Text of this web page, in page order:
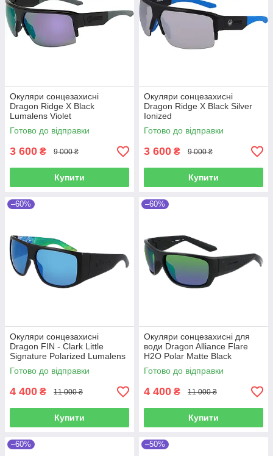
Окуляри сонцезахисні
Dragon Ridge X Black
Lumalens Violet
Готово до відправки
3 600 ₴ 9 000 ₴
Купити
Окуляри сонцезахисні
Dragon Ridge X Black Silver
Ionized
Готово до відправки
3 600 ₴ 9 000 ₴
Купити
–60%
Окуляри сонцезахисні
Dragon FIN - Clark Little
Signature Polarized Lumalens
Blue Ionized
Готово до відправки
4 400 ₴ 11 000 ₴
Купити
–60%
Окуляри сонцезахисні для
води Dragon Alliance Flare
H2O Polar Matte Black
Lumalens Green Ionized
Polarized
Готово до відправки
4 400 ₴ 11 000 ₴
Купити
–60% –50%